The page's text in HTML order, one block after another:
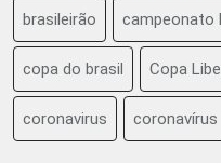
brasileirão campeonato
copa do brasil Copa
coronavirus coronavírus